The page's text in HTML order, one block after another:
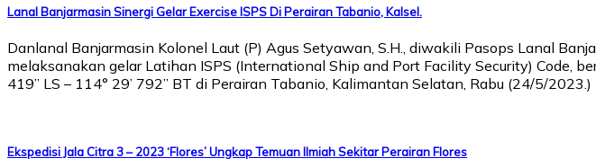
Lanal Banjarmasin Sinergi Gelar Exercise ISPS Di Perairan Tabanio, Kalsel.
Danlanal Banjarmasin Kolonel Laut (P) Agus Setyawan, S.H., diwakili Pasops Lanal
melaksanakan gelar Latihan ISPS (International Ship and Port Facility Security) Code,
419” LS – 114° 29’ 792” BT di Perairan Tabanio, Kalimantan Selatan, Rabu (24/5/2023.)
Ekspedisi Jala Citra 3 – 2023 ‘Flores’ Ungkap Temuan Ilmiah Sekitar Perairan Flores